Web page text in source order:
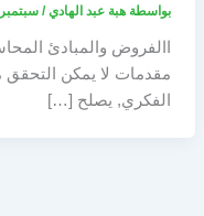
بواسطة هبة عبد الهادي/ سبتمبر 8, 2018
االفروض والمبادئ
مقدمات لا يمكن التحقق
الفكري, يصلح […]